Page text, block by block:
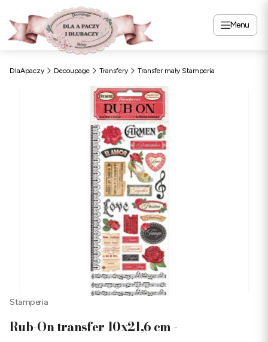
Menu
DlaApaczy Decoupage Transfery Transfer mały Stamperia
Stamperia
Rub-On transfer 10x21,6 cm -